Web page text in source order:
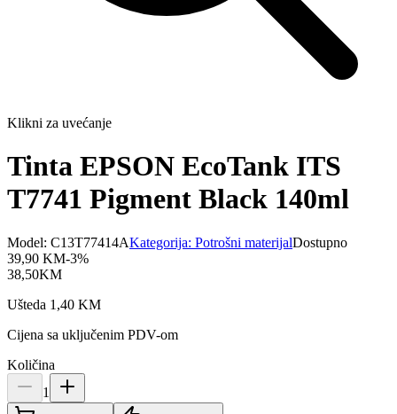
Klikni za uvećanje
Tinta EPSON EcoTank ITS
T7741 Pigment Black 140ml
Model: C13T77414AKategorija: Potrošni materijalDostupno
39,90 KM-3%
38,50KM
Ušteda 1,40 KM
Cijena sa uključenim PDV-om
Količina
1